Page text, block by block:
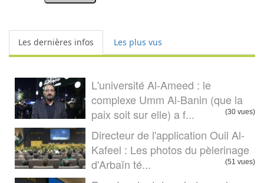
Les dernières infos Les plus vus
L'université Al-Ameed : le
complexe Umm Al-Banin (que la
paix soit sur elle) a f...
(30 vues)
Directeur de l'application Ouil Al-
Kafeel : Les photos du pèlerinage
d'Arbaïn té...
(51 vues)